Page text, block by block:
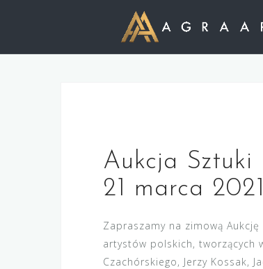
Aukcja Sztuki
21 marca
Zapraszamy na zimową
artystów polskich, tworzących
Czachórskiego, Jerzy Kossak,